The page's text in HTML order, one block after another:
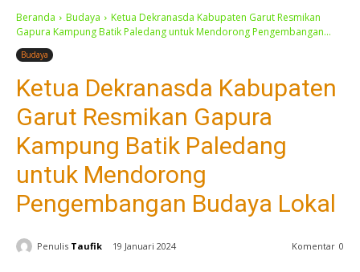
Beranda Budaya
Ketua Dekranasda Kabupaten Garut Resmikan
Gapura Kampung Batik Paledang untuk Mendorong Pengembangan...
Budaya
Ketua Dekranasda Kabupaten
Garut Resmikan Gapura
Kampung Batik Paledang
untuk Mendorong
Pengembangan Budaya Lokal
Penulis Taufik 19 Januari 2024 Komentar 0